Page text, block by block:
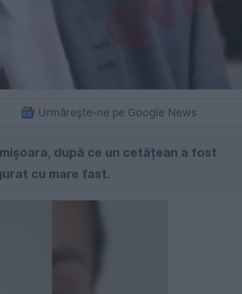
Urmărește-ne pe Google News
după ce un cetățean a fost
cu mare fast.